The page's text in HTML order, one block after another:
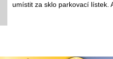
umístit za sklo parkovací lístek.